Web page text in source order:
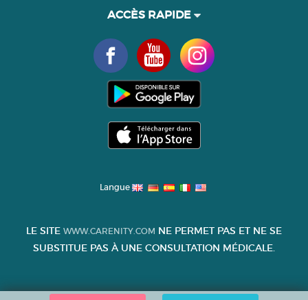
ACCÈS RAPIDE
Langue
LE SITE WWW.CARENITY.COM NE PERMET PAS ET NE SE
SUBSTITUE PAS À UNE CONSULTATION MÉDICALE.